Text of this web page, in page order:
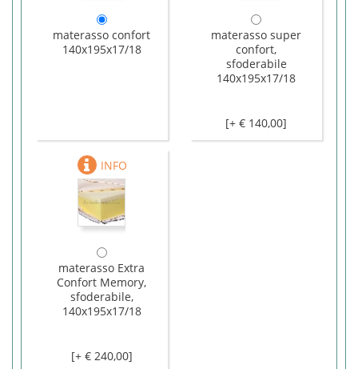
materasso confort
140x195x17/18
materasso super
confort,
sfoderabile
140x195x17/18
[+ € 140,00]
materasso Extra
Confort Memory,
sfoderabile,
140x195x17/18
[+ € 240,00]